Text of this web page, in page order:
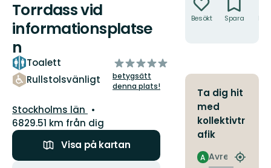
Torrdass vid
informationsplatse
n
Toalett
Rullstolsvänligt
av
5
stjärnor
betygsätt
denna plats!
Län:
Stockholms län
6829.51 km från dig
Visa på kartan
Besökt Spara
Ta dig hit
med
kollektivtr
afik
Avresa
A
Hitta